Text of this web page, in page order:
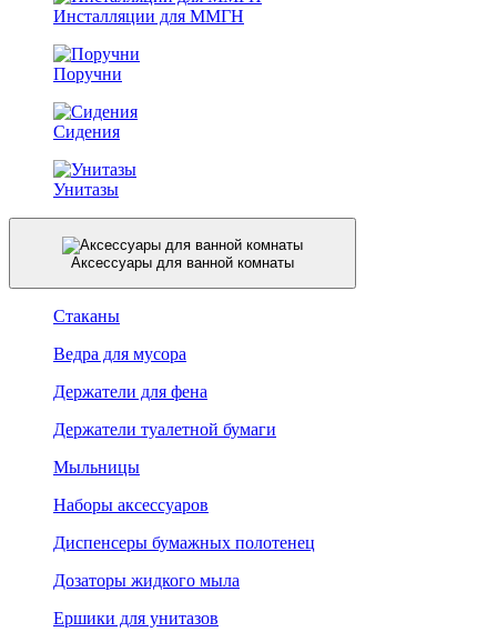
Инсталляции для ММГН
Поручни
Сидения
Унитазы
Аксессуары для ванной комнаты
Стаканы
Ведра для мусора
Держатели для фена
Держатели туалетной бумаги
Мыльницы
Наборы аксессуаров
Диспенсеры бумажных полотенец
Дозаторы жидкого мыла
Ершики для унитазов